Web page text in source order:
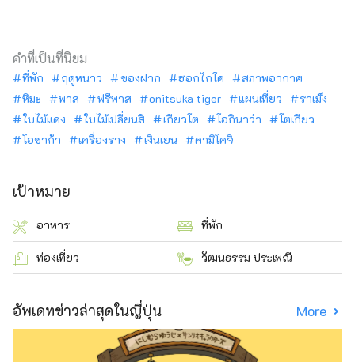
คำที่เป็นที่นิยม
ที่พัก ฤดูหนาว ของฝาก ฮอกไกโด
สภาพอากาศ
หิมะ
พาส ฟรีพาส onitsuka tiger แผนเที่ยว
ราเม็ง
ใบไม้แดง
ใบไม้เปลี่ยนสี เกียวโต โอกินาว่า
โตเกียว
โอซาก้า
เครื่องราง เงินเยน คามิโคจิ
เป้าหมาย
อาหาร ที่พัก
ท่องเที่ยว วัฒนธรรม ประเพณี
อัพเดทข่าวล่าสุดในญี่ปุ่น More